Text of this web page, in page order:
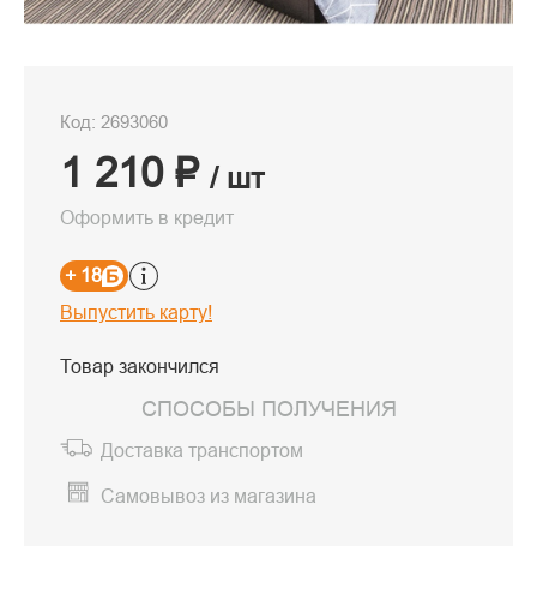
Код: 2693060
1 210 ₽ / шт
Оформить в кредит
+ 18
Выпустить карту!
Товар закончился
СПОСОБЫ ПОЛУЧЕНИЯ
Доставка транспортом
Самовывоз из магазина